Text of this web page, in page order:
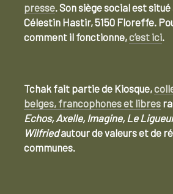
presse. Son siège social est situé
Célestin Hastir, 5150 Floreffe.
comment il fonctionne,c’est ici.
Tchak fait partie de Kiosque,
belges, francophones et libres
Echos, Axelle, Imagine, Le
Wilfriedautour de valeurs et de
communes.